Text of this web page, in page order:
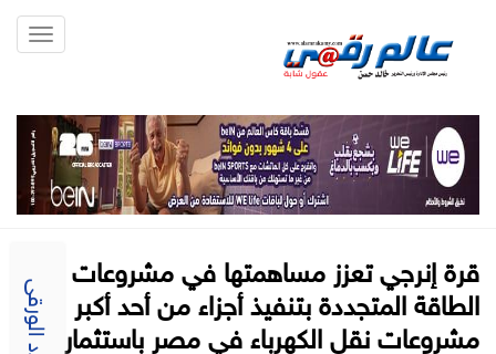
قرة إنرجي تعزز مساهمتها في مشروعات
الطاقة المتجددة بتنفيذ أجزاء من أحد أكبر
مشروعات نقل الكهرباء في مصر باستثمارات